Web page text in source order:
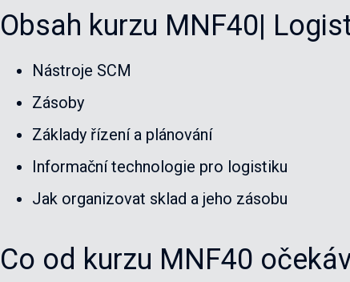
Obsah kurzu MNF40|
Nástroje SCM
Zásoby
Základy řízení a plánování
Informační technologie pro logistiku
Jak organizovat sklad a jeho zásobu
Co od kurzu MNF40